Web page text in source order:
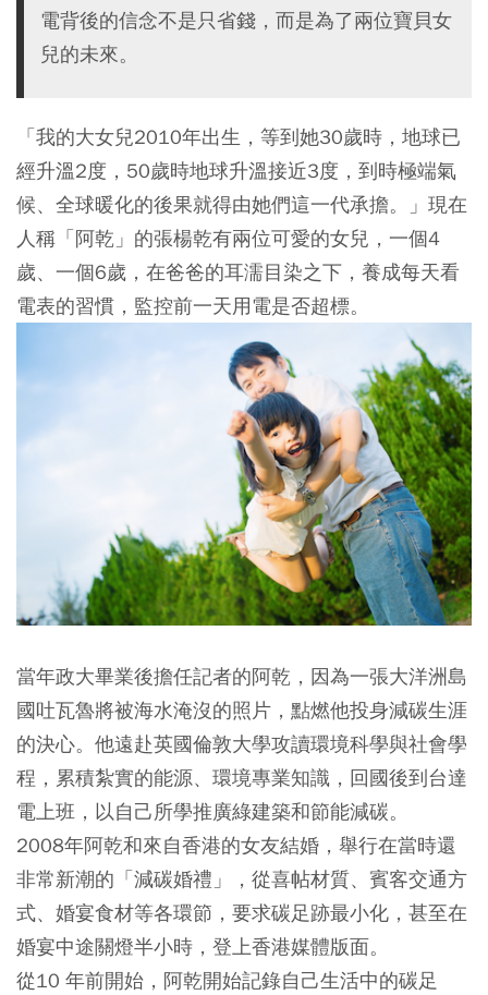
電背後的信念不是只省錢，而是為了兩位寶貝女
兒的未來。
「我的大女兒2010年出生，等到她30歲時，地球已
經升溫2度，50歲時地球升溫接近3度，到時極端氣
候、全球暖化的後果就得由她們這一代承擔。」現在
人稱「阿乾」的張楊乾有兩位可愛的女兒，一個4
歲、一個6歲，在爸爸的耳濡目染之下，養成每天看
電表的習慣，監控前一天用電是否超標。
當年政大畢業後擔任記者的阿乾，因為一張大洋洲島
國吐瓦魯將被海水淹沒的照片，點燃他投身減碳生涯
的決心。他遠赴英國倫敦大學攻讀環境科學與社會學
程，累積紮實的能源、環境專業知識，回國後到台達
電上班，以自己所學推廣綠建築和節能減碳。
2008年阿乾和來自香港的女友結婚，舉行在當時還
非常新潮的「減碳婚禮」，從喜帖材質、賓客交通方
式、婚宴食材等各環節，要求碳足跡最小化，甚至在
婚宴中途關燈半小時，登上香港媒體版面。
從10 年前開始，阿乾開始記錄自己生活中的碳足